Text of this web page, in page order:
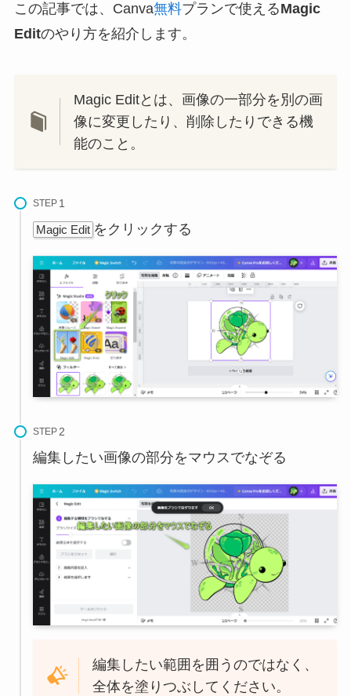
この記事では、Canva無料プランで使えるMagic
Editのやり方を紹介します。
Magic Editとは、画像の一部分を別の画
像に変更したり、削除したりできる機
能のこと。
STEP
Magic Edit をクリックする
STEP
編集したい画像の部分をマウスでなぞる
編集したい範囲を囲うのではなく、
全体を塗りつぶしてください。